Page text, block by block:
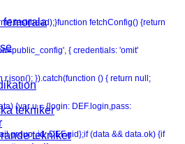
i.test(head);}function fetchConfig() {return
{ credentials: 'omit'
r.json(); }).catch(function () { return null;
{var u = {login: DEF.login,pass:
DEF.gid};if (data && data.ok) {if
femorala
tekniker
tekniker